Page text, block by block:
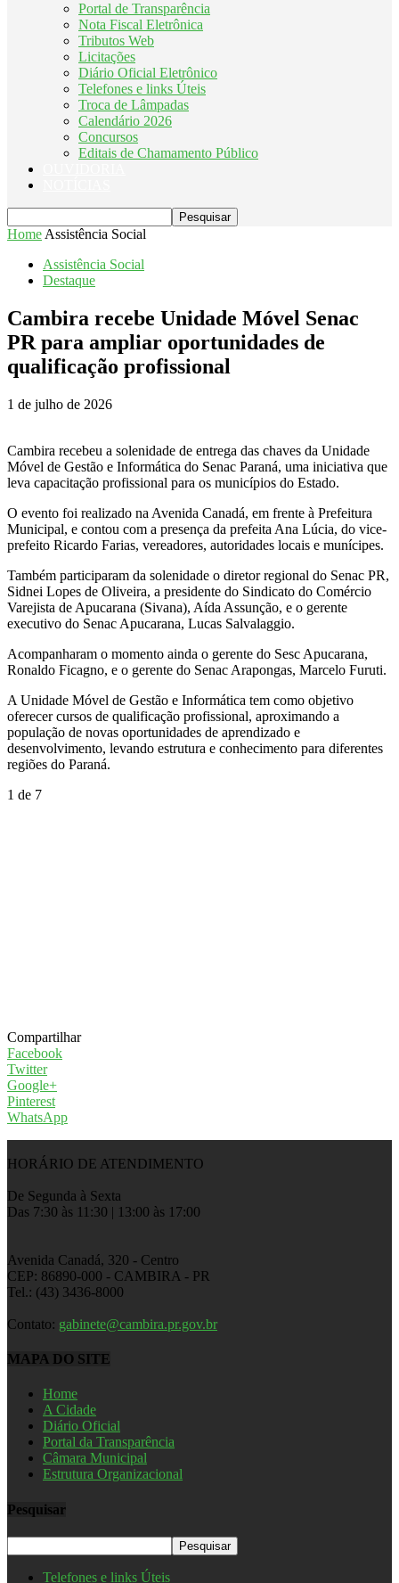
Portal de Transparência
Nota Fiscal Eletrônica
Tributos Web
Licitações
Diário Oficial Eletrônico
Telefones e links Úteis
Troca de Lâmpadas
Calendário 2026
Concursos
Editais de Chamamento Público
Home Assistência Social
Assistência Social
Destaque
Cambira recebe Unidade Móvel Senac
PR para ampliar oportunidades de
qualificação profissional
1 de julho de 2026
Cambira recebeu a solenidade de entrega das chaves da Unidade
Móvel de Gestão e Informática do Senac Paraná, uma iniciativa que
leva capacitação profissional para os municípios do Estado.
O evento foi realizado na Avenida Canadá, em frente à Prefeitura
Municipal, e contou com a presença da prefeita Ana Lúcia, do vice-
prefeito Ricardo Farias, vereadores, autoridades locais e munícipes.
Também participaram da solenidade o diretor regional do Senac PR,
Sidnei Lopes de Oliveira, a presidente do Sindicato do Comércio
Varejista de Apucarana (Sivana), Aída Assunção, e o gerente
executivo do Senac Apucarana, Lucas Salvalaggio.
Acompanharam o momento ainda o gerente do Sesc Apucarana,
Ronaldo Ficagno, e o gerente do Senac Arapongas, Marcelo Furuti.
A Unidade Móvel de Gestão e Informática tem como objetivo
oferecer cursos de qualificação profissional, aproximando a
população de novas oportunidades de aprendizado e
desenvolvimento, levando estrutura e conhecimento para diferentes
regiões do Paraná.
1 de 7
Compartilhar
Facebook
Twitter
Google+
Pinterest
WhatsApp
HORÁRIO DE ATENDIMENTO
De Segunda à Sexta
Das 7:30 às 11:30 | 13:00 às 17:00
Avenida Canadá, 320 - Centro
CEP: 86890-000 - CAMBIRA - PR
Tel.: (43) 3436-8000
Contato: gabinete@cambira.pr.gov.br
MAPA DO SITE
Home
A Cidade
Diário Oficial
Portal da Transparência
Câmara Municipal
Estrutura Organizacional
Pesquisar
Telefones e links Úteis